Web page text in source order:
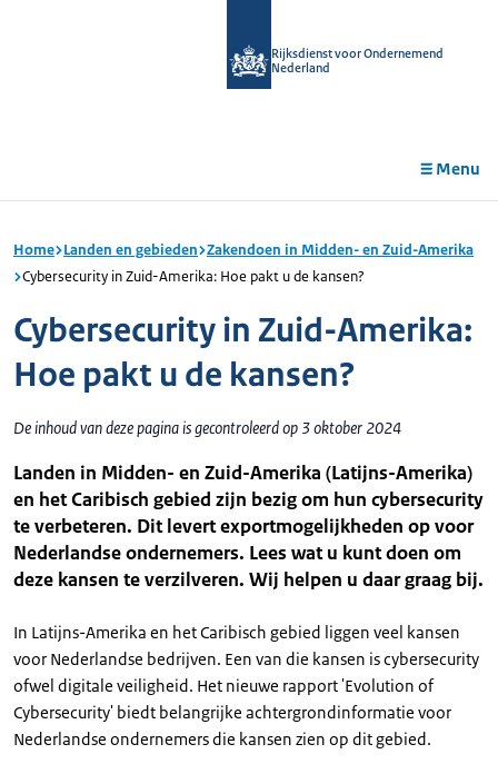
Rijksdienst voor Ondernemend
Nederland
Menu
Home Landen en gebieden Zakendoen in Midden- en Zuid-Amerika
Cybersecurity in Zuid-Amerika: Hoe pakt u de kansen?
Cybersecurity in Zuid-Amerika:
Hoe pakt u de kansen?
De inhoud van deze pagina is gecontroleerd op 3 oktober 2024
Landen in Midden- en Zuid-Amerika (Latijns-Amerika)
en het Caribisch gebied zijn bezig om hun cybersecurity
te verbeteren. Dit levert exportmogelijkheden op voor
Nederlandse ondernemers. Lees wat u kunt doen om
deze kansen te verzilveren. Wij helpen u daar graag bij.
In Latijns-Amerika en het Caribisch gebied liggen veel kansen
voor Nederlandse bedrijven. Een van die kansen is cybersecurity
ofwel digitale veiligheid. Het nieuwe rapport 'Evolution of
Cybersecurity' biedt belangrijke achtergrondinformatie voor
Nederlandse ondernemers die kansen zien op dit gebied.